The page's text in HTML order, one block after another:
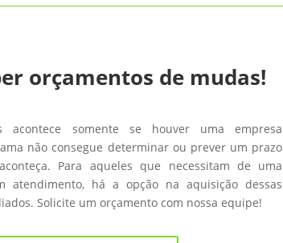
orçamentos de mudas!
acontece somente se houver uma empresa
não consegue determinar ou prever um prazo
Para aqueles que necessitam de uma
atendimento, há a opção na aquisição dessas
Solicite um orçamento com nossa equipe!